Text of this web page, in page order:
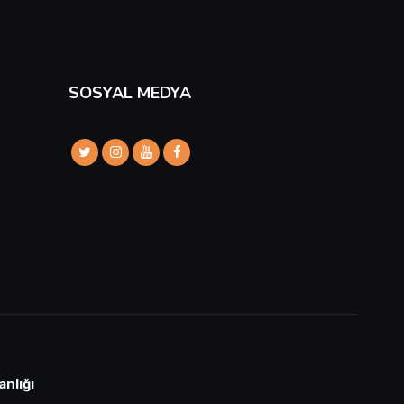
SOSYAL MEDYA